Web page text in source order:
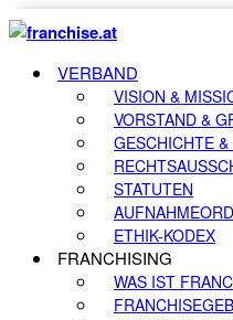
VERBAND
VISION &
VORSTAND &
GESCHICHTE
STATUTEN
ETHIK-KODEX
FRANCHISING
WAS IST